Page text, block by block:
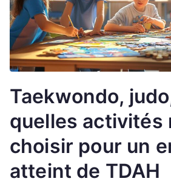
Taekwondo,
quelles activités
choisir pour un
atteint de TDAH